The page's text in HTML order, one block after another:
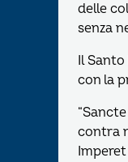
delle
senza
Il
con la
contra